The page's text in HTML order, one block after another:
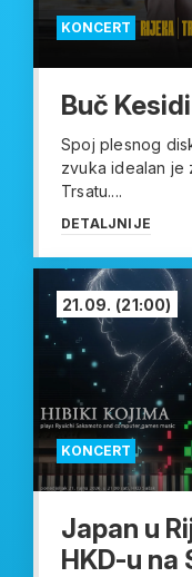
KONCERT
Buč
Spoj plesnog
zvuka idealan je
Trsatu....
DETALJNIJE
KONCERT
21.09. (21:00)
Japan u
HKD-u na